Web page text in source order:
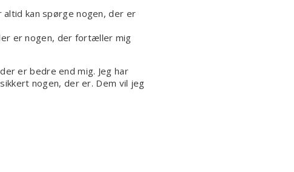
kan spørge nogen, der er
er nogen, der fortæller mig
er bedre end mig. Jeg har
nogen, der er. Dem vil jeg